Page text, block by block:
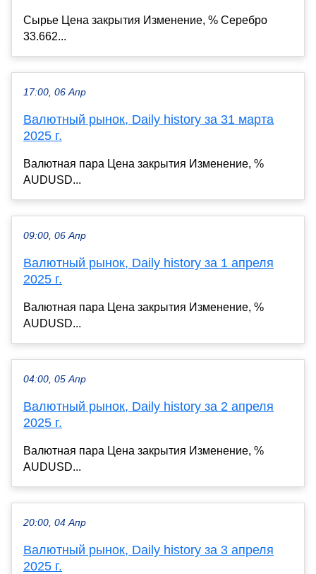
Сырье Цена закрытия Изменение, % Серебро
33.662...
17:00, 06 Апр
Валютный рынок, Daily history за 31 марта
2025 г.
Валютная пара Цена закрытия Изменение, %
AUDUSD...
09:00, 06 Апр
Валютный рынок, Daily history за 1 апреля
2025 г.
Валютная пара Цена закрытия Изменение, %
AUDUSD...
04:00, 05 Апр
Валютный рынок, Daily history за 2 апреля
2025 г.
Валютная пара Цена закрытия Изменение, %
AUDUSD...
20:00, 04 Апр
Валютный рынок, Daily history за 3 апреля
2025 г.